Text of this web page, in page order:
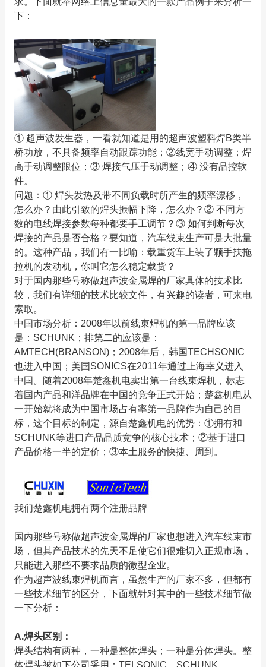
下：
① 超声波发生器，一看就知道是用的超声波塑料焊B类半
桥功放，不具备频率自动跟踪功能；②线宽手动调整；焊
高手动调整限位；③ 焊接气压手动调整；④ 没有品控软
件。
问题：① 焊头发热及带不同负载时所产生的频率漂移，
怎么办？由此引致的焊头振幅下降，怎么办？② 不同方
数的电线焊接参数每种都要手工调节？③ 如何判断每次
焊接的产品是否合格？要知道，汽车线束生产可是大批量
的。这种产品，我们有一比喻：载重货车上装了颗手扶拖
拉机的发动机，你叫它怎么稳定载货？
对于国内那些号称做超声波金属焊的厂家具体的技术比
较，我们有详细的技术比较文件，有兴趣的读者，可来电
索取。
中国市场分析：2008年以前线束焊机的第一品牌应该
是：SCHUNK；排第二的应该是：
AMTECH(BRANSON)；2008年后，韩国TECHSONIC
也进入中国；美国SONICS在2011年通过上海幸义进入
中国。随着2008年楚鑫机电卖出第一台线束焊机，标志
着国内产品和洋品牌在中国的竞争正式开始；楚鑫机电从
一开始就将成为中国市场占有率第一品牌作为自己的目
标，这个目标的制定，源自楚鑫机电的优势：①拥有和
SCHUNK等进口产品品质竞争的核心技术；②基于进口
产品价格一半的定价；③本土服务的快捷、周到。
我们楚鑫机电拥有两个注册品牌
国内那些号称做超声波金属焊的厂家也想进入汽车线束市
场，但其产品技术的先天不足使它们很难切入正规市场，
只能进入那些不要求品质的微型企业。
作为超声波线束焊机而言，虽然生产的厂家不多，但都有
一些技术细节的区分，下面就针对其中的一些技术细节做
一下分析：
A.焊头区别：
焊头结构有两种，一种是整体焊头；一种是分体焊头。整